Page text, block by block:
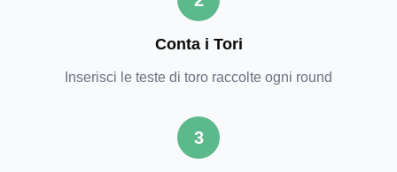
Conta i Tori
Inserisci le teste di toro raccolte ogni round
3